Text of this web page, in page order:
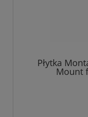
Płytka
Mount